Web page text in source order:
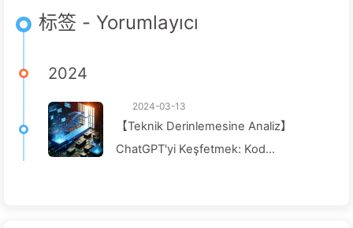
标签 - Yorumlayıcı
2024
2024-03-13
【Teknik Derinlemesine Analiz】
ChatGPT'yi Keşfetmek: Kod